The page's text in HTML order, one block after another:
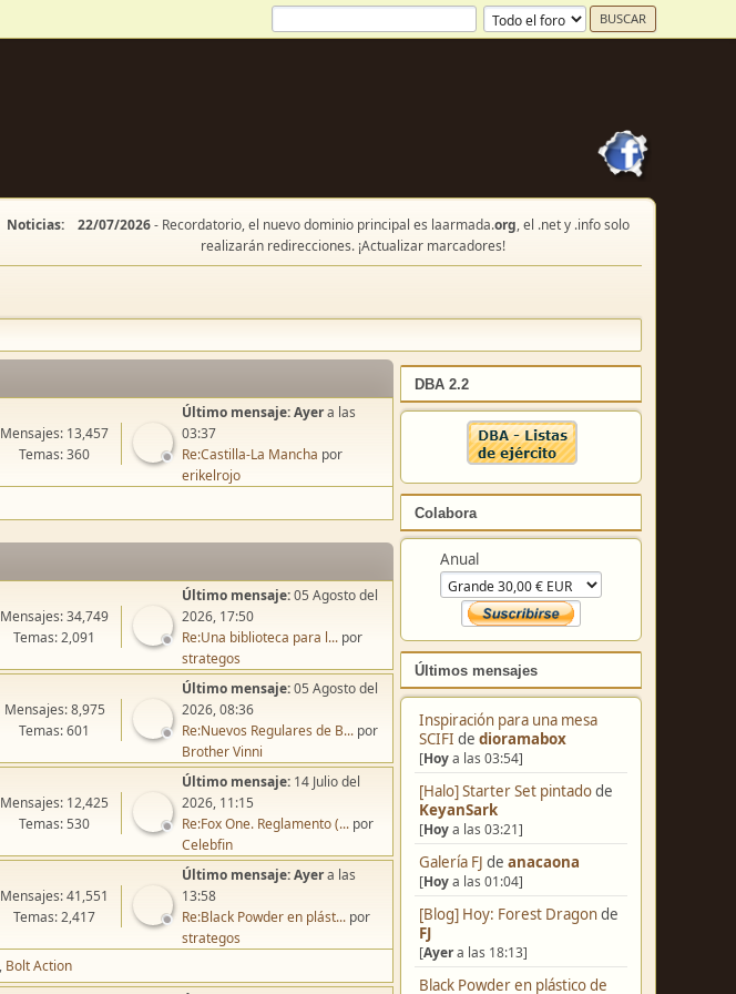
Noticias: 22/07/2026- Recordatorio, el nuevo dominio principal es laarmada.org, el .net y .info solo
realizarán redirecciones. ¡Actualizar marcadores!
DBA 2.2
Colabora
Anual
Últimos mensajes
Inspiración para una mesa
SCIFIdedioramabox
[Hoya las 03:54]
[Halo] Starter Set pintadode
KeyanSark
[Hoya las 03:21]
Galería FJdeanacaona
[Hoya las 01:04]
[Blog] Hoy: Forest Dragonde
FJ
Mensajes: 13,457
Temas: 360
Último mensaje:Ayera las
03:37
Re:Castilla-La Mancha por
erikelrojo
Mensajes: 34,749
Temas: 2,091
Último mensaje:05 Agosto del
2026, 17:50
Re:Una biblioteca para l... por
strategos
Mensajes: 8,975
Temas: 601
Último mensaje:05 Agosto del
2026, 08:36
Re:Nuevos Regulares de B... por
Brother Vinni
Mensajes: 12,425
Temas: 530
Último mensaje: 14 Julio del
2026, 11:15
Re:Fox One. Reglamento (... por
Celebfin
Mensajes: 41,551
Temas: 2,417
Último mensaje:Ayera las
13:58
Re:Black Powder en plást... por
strategos
Bolt Action